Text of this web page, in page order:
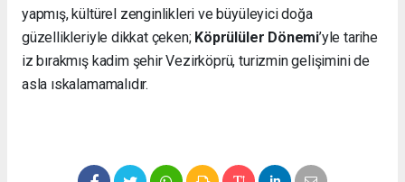
yapmış, kültürel zenginlikleri ve büyüleyici doğa
güzellikleriyle dikkat çeken; Köprülüler Dönemi’yle tarihe
iz bırakmış kadim şehir Vezirköprü, turizmin gelişimini de
asla ıskalamamalıdır.